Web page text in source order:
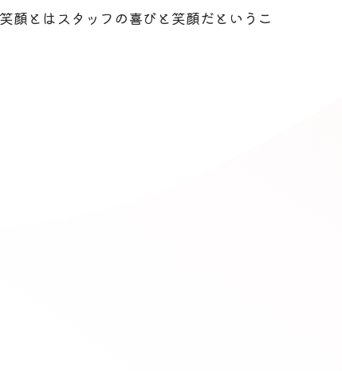
顔とはスタッフの喜びと笑顔だというこ